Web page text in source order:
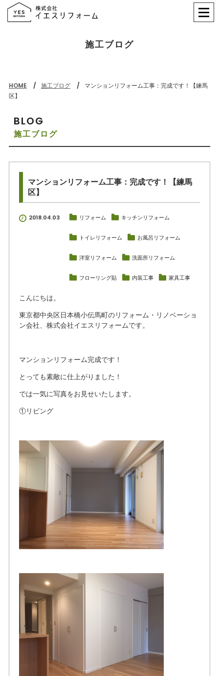
施工ブログ
HOME 施工ブログ
マンションリフォーム工事：完成です！【練馬
区】
BLOG
施工ブログ
マンションリフォーム工事：完成です！【練馬
区】
2018.04.03 リフォーム キッチンリフォーム
トイレリフォーム お風呂リフォーム
洋室リフォーム 洗面所リフォーム
フローリング貼 内装工事 家具工事
こんにちは。
東京都中央区日本橋小伝馬町のリフォーム・リノベーショ
ン会社、株式会社イエスリフォームです。
マンションリフォーム完成です！
とっても素敵に仕上がりました！
では一気に写真をお見せいたします。
①リビング